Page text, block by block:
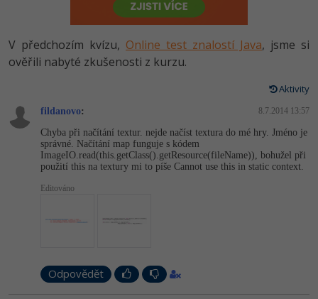
HTML5, CSS3, Bootstrap, SEO
SQL a databáze
UML a návrhové vzory
React
Spring
ASP.NET MVC
PHP
JavaScript
HTML / CSS
UML a návrhové vzory
MySQL/MariaDB
SQLite
Vývojář mobilních aplikací
Specialista na AI a bigdata
Webdesigner
Tester
Systémový administrátor
Projektový manažer
-80%
JavaScript -80%
C++
Swift -80%
-80%
SQL
V předchozím kvízu, Online test znalostí Java, jsme si
ověřili nabyté zkušenosti z kurzu.
Aktivity
fildanovo: 8.7.2014 13:57
Chyba při načítání textur. nejde načíst textura do mé hry. Jméno je
správné. Načítání map funguje s kódem
ImageIO.read(this­.getClass().get­Resource(file­Name)), bohužel při
použití this na textury mi to píše Cannot use this in static context.
Editováno
Odpovědět